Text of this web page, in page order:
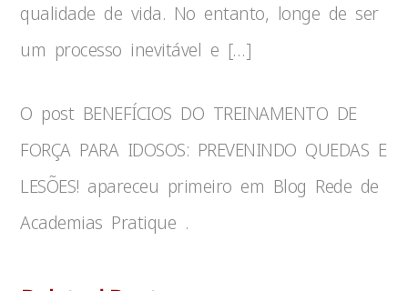
qualidade de vida. No entanto, longe de ser
um processo inevitável e […]
O post BENEFÍCIOS DO TREINAMENTO DE
FORÇA PARA IDOSOS: PREVENINDO QUEDAS E
LESÕES! apareceu primeiro em Blog Rede de
Academias Pratique .